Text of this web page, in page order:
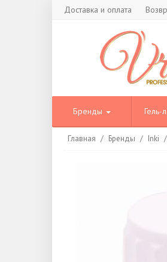
Доставка и оплата
Бренды Гель-
Главная / Бренды / Inki /